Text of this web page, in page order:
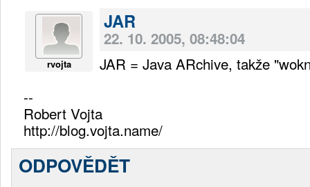
rvojta
JAR
22. 10. 2005, 08:48:04
JAR = Java ARchive, takže
--
Robert Vojta
http://blog.vojta.name/
ODPOVĚDĚT